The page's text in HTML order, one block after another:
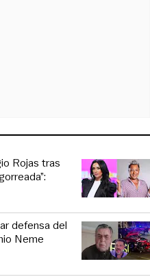
Rojas tras
defensa del
Neme